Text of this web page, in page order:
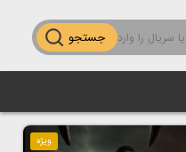
جستجو
ویژه